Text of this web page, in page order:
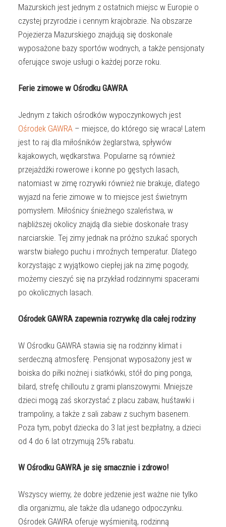
Mazurskich jest jednym z ostatnich miejsc w Europie o
czystej przyrodzie i cennym krajobrazie. Na obszarze
Pojezierza Mazurskiego znajdują się doskonale
wyposażone bazy sportów wodnych, a także pensjonaty
oferujące swoje usługi o każdej porze roku.
Ferie zimowe w Ośrodku GAWRA
Jednym z takich ośrodków wypoczynkowych jest
Ośrodek GAWRA – miejsce, do którego się wraca! Latem
jest to raj dla miłośników żeglarstwa, spływów
kajakowych, wędkarstwa. Popularne są również
przejażdżki rowerowe i konne po gęstych lasach,
natomiast w zimę rozrywki również nie brakuje, dlatego
wyjazd na ferie zimowe w to miejsce jest świetnym
pomysłem. Miłośnicy śnieżnego szaleństwa, w
najbliższej okolicy znajdą dla siebie doskonałe trasy
narciarskie. Tej zimy jednak na próżno szukać sporych
warstw białego puchu i mroźnych temperatur. Dlatego
korzystając z wyjątkowo ciepłej jak na zimę pogody,
możemy cieszyć się na przykład rodzinnymi spacerami
po okolicznych lasach.
Ośrodek GAWRA zapewnia rozrywkę dla całej rodziny
W Ośrodku GAWRA stawia się na rodzinny klimat i
serdeczną atmosferę. Pensjonat wyposażony jest w
boiska do piłki nożnej i siatkówki, stół do ping ponga,
bilard, strefę chilloutu z grami planszowymi. Mniejsze
dzieci mogą zaś skorzystać z placu zabaw, huśtawki i
trampoliny, a także z sali zabaw z suchym basenem.
Poza tym, pobyt dziecka do 3 lat jest bezpłatny, a dzieci
od 4 do 6 lat otrzymują 25% rabatu.
W Ośrodku GAWRA je się smacznie i zdrowo!
Wszyscy wiemy, że dobre jedzenie jest ważne nie tylko
dla organizmu, ale także dla udanego odpoczynku.
Ośrodek GAWRA oferuje wyśmienitą, rodzinną